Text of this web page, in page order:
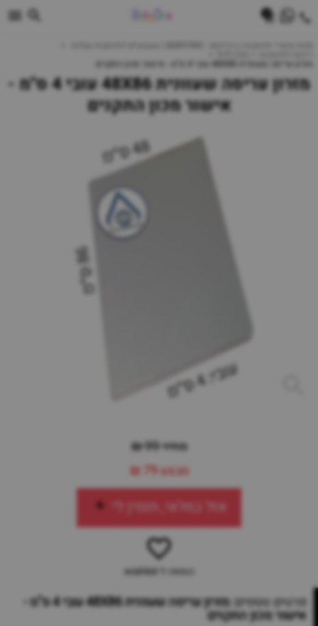
מזרון עריסה שעוונית 48X86 עובי 4 ס"מ - אישור מכון התקנים
מזרון עריסה שעוונית 48X86 עובי 4 ס"מ -
אישור מכון התקנים
מחיר 99 ₪
מבצע79 ₪
אזל במלאי, תזמין לי
הוספה ל-wishlist
פרטים נוספים: מזרון עריסה שעוונית 48X86 עובי 4 ס"מ -
אישור מכון התקנים